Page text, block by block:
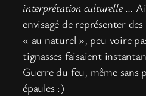
interprétation culturelle…
envisagé de représenter
« au naturel », peu voire
tignasses faisaient
Guerre du feu, même sans
épaules :)